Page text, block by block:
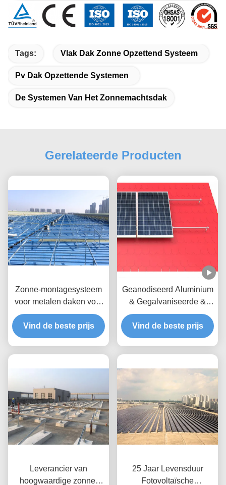
Tags: Vlak Dak Zonne Opzettend Systeem
Pv Dak Opzettende Systemen
De Systemen Van Het Zonnemachtsdak
Gerelateerde Producten
Zonne-montagesysteem
voor metalen daken voor
commerciële en
industriële projecten
Vind de beste prijs
Geanodiseerd Aluminium
& Gegalvaniseerde &
Roestvrije het Dak
Opzettende Systemen
van het
Vind de beste prijs
Leverancier van
hoogwaardige zonne-
25 Jaar Levensduur
Fotovoltaïsche